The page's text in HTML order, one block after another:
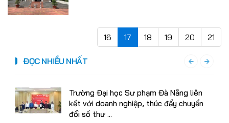
16 17 18 19 20 21
ĐỌC NHIỀU NHẤT
Trường Đại học Sư phạm Đà Nẵng liên
kết với doanh nghiệp, thúc đẩy chuyển
đổi số thư ...